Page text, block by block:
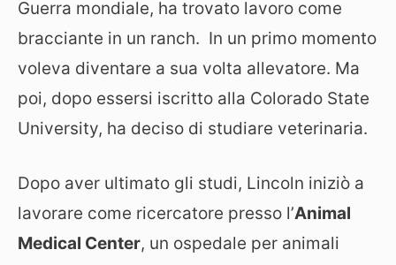
Guerra mondiale, ha trovato lavoro come
bracciante in un ranch. In un primo momento
voleva diventare a sua volta allevatore. Ma
poi, dopo essersi iscritto alla Colorado State
University, ha deciso di studiare veterinaria.
Dopo aver ultimato gli studi, Lincoln iniziò a
lavorare come ricercatore presso l’Animal
Medical Center, un ospedale per animali